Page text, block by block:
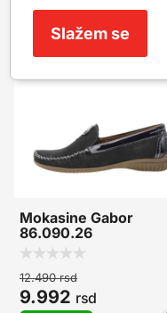
-20%
Mokasine Gabor
86.090.26
12.490rsd
9.992 rsd
Slažem se